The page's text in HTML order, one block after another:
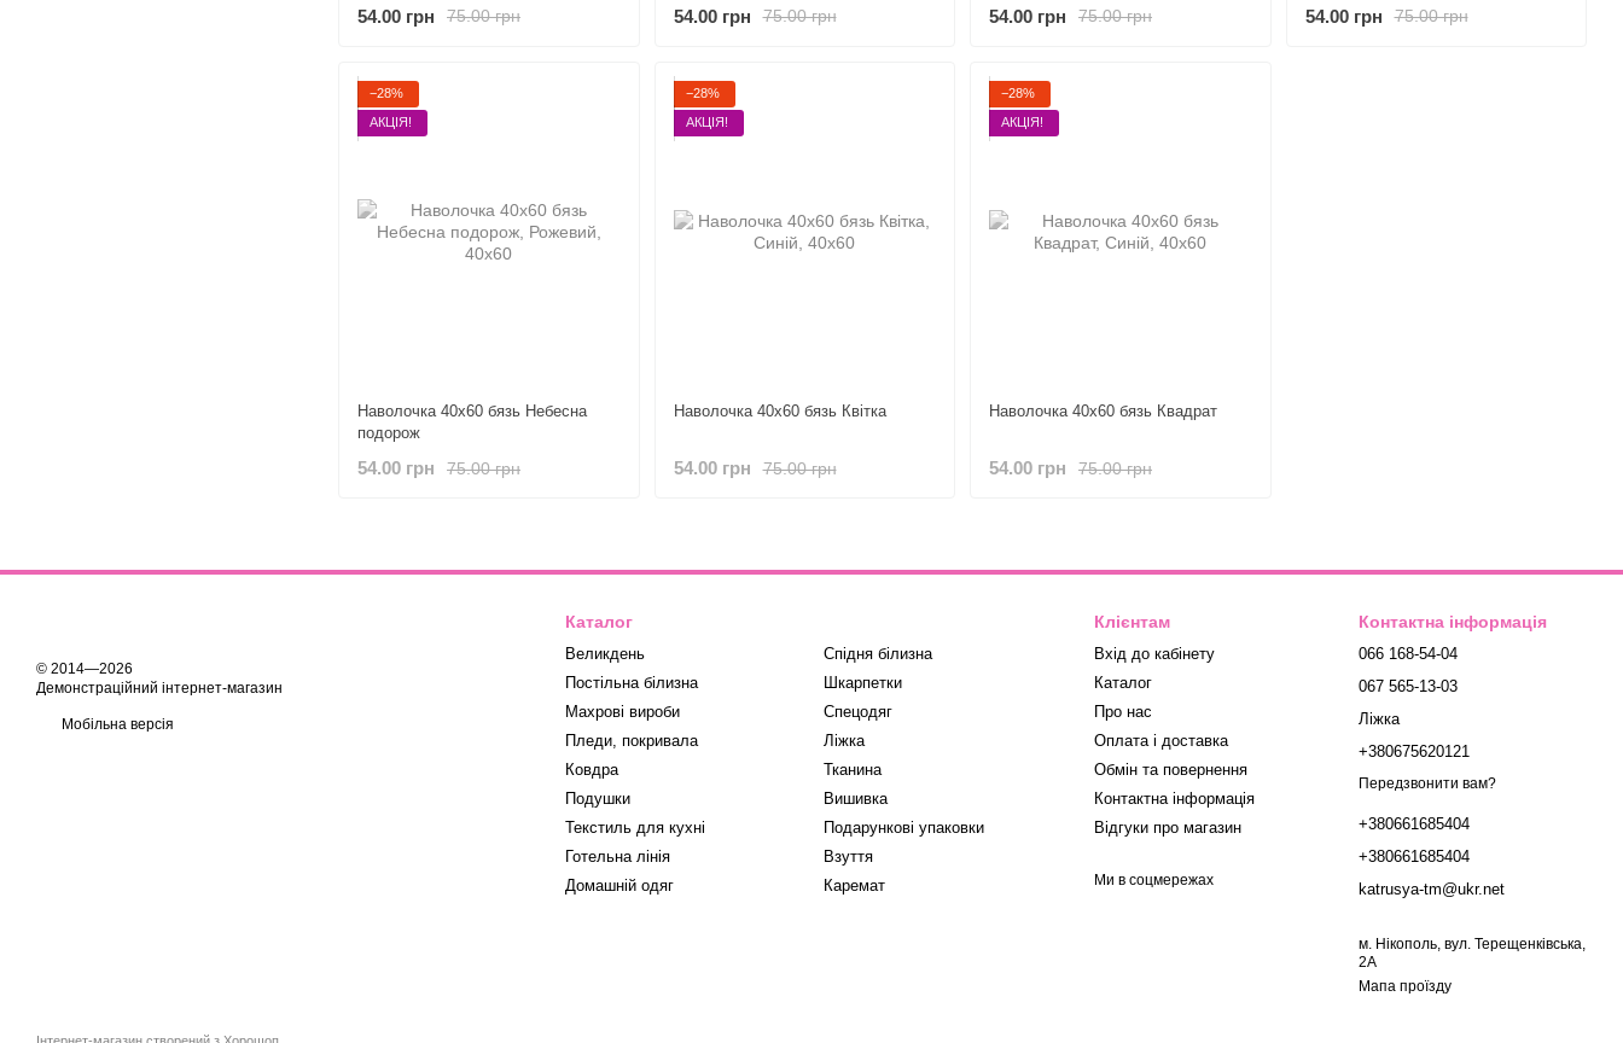
75.00 грн
54.00 грн 75.00 грн
54.00 грн 75.00 грн
54.00 грн 75.00 грн
54.00 грн
−28%
АКЦІЯ!
Наволочка 40х60 бязь Небесна
подорож
75.00 грн
54.00 грн
−28%
АКЦІЯ!
Наволочка 40х60 бязь Квітка
75.00 грн
54.00 грн
−28%
АКЦІЯ!
Наволочка 40х60 бязь Квадрат
75.00 грн
54.00 грн
© 2014—2026
Демонстраційний інтернет-магазин
Мобільна версія
Каталог
Великдень
Постільна білизна
Махрові вироби
Пледи, покривала
Ковдра
Подушки
Текстиль для кухні
Готельна лінія
Домашній одяг
Спідня білизна
Шкарпетки
Спецодяг
Ліжка
Тканина
Вишивка
Подарункові упаковки
Взуття
Каремат
Клієнтам
Вхід до кабінету
Каталог
Про нас
Оплата і доставка
Обмін та повернення
Контактна інформація
Відгуки про магазин
Ми в соцмережах
Контактна інформація
066 168-54-04
067 565-13-03
Ліжка
+380675620121
Передзвонити вам?
+380661685404
+380661685404
katrusya-tm@ukr.net
м. Нікополь, вул. Терещенківська,
2А
Мапа проїзду